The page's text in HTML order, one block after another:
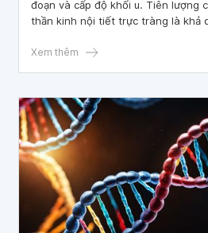
đoạn và cấp độ khối u. Tiên lượng
thần kinh nội tiết trực tràng là khả
Xem thêm